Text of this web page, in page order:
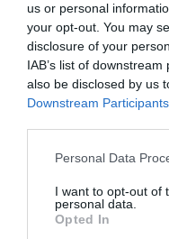
us or personal
your opt-out. You may
disclosure of your
IAB’s list of
also be disclosed by us
Downstream Participants
Please note that this
not limited to your visit
grant or deny consent
use your data for below
Personal Data
I want to opt-out of
personal data.
Opted In
Φωτογραφίες-
Από τον 19ο αιώνα
Η Άνδρος συνεχίζει
ΠΡΟΣΟΧΗ: Πολύ
Κυκλάδες
ΟΡΜΟΣ ΚΟΡΘΙΟΥ:
ΧΩΡΟΤΑΞΙΚΟ ΓΙΑ
ικανότητα στο επίκεντρο